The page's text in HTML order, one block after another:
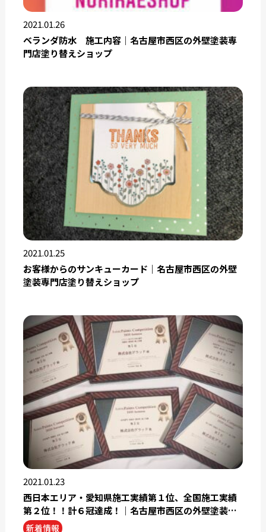
2021.01.26
ベランダ防水 施工内容｜名古屋市西区の外壁塗装専
門店塗り替えショップ
2021.01.25
お客様からのサンキューカード｜名古屋市西区の外壁
塗装専門店塗り替えショップ
2021.01.23
西日本エリア・愛知県施工実績第１位、全国施工実績
第２位！！計６冠達成！｜名古屋市西区の外壁塗装専
門店塗り替えショップ
新着情報